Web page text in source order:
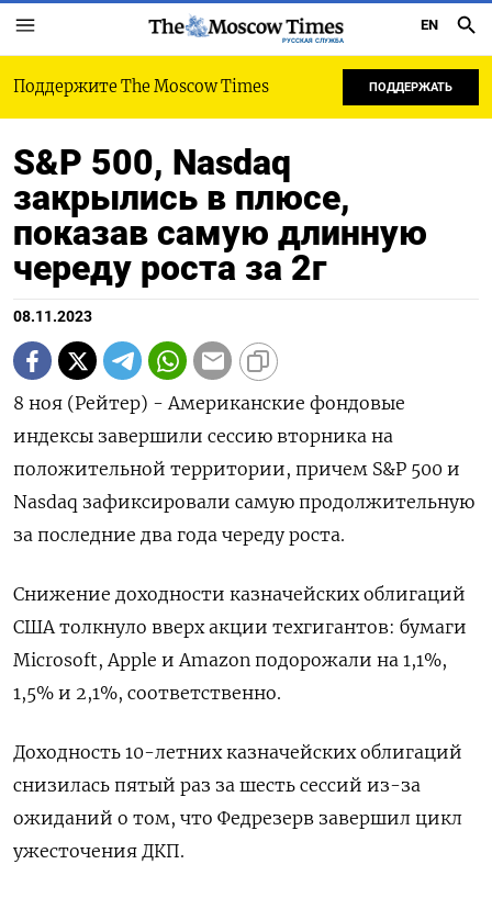
РУССКАЯ СЛУЖБА
EN
Поддержите The Moscow Times ПОДДЕРЖАТЬ
S&P 500, Nasdaq
закрылись в плюсе,
показав самую длинную
череду роста за 2г
08.11.2023
8 ноя (Рейтер) - Американские фондовые
индексы завершили сессию вторника на
положительной территории, причем S&P 500 и
Nasdaq зафиксировали самую продолжительную
за последние два года череду роста.
Снижение доходности казначейских облигаций
США толкнуло вверх акции техгигантов: бумаги
Microsoft, Apple и Amazon подорожали на 1,1%,
1,5% и 2,1%, соответственно.
Доходность 10-летних казначейских облигаций
снизилась пятый раз за шесть сессий из-за
ожиданий о том, что Федрезерв завершил цикл
ужесточения ДКП.